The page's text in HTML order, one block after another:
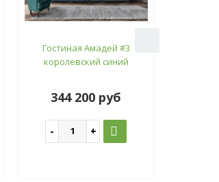
Гостиная Амадей #3
королевский синий
344 200 руб